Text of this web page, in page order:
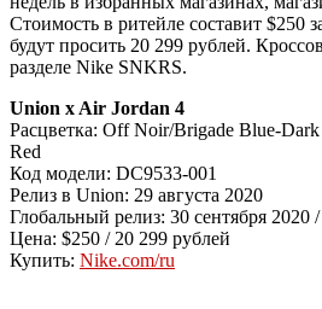
Стоимость в ритейле составит $250
будут просить 20 299 рублей.
разделе Nike SNKRS.
Union x Air Jordan 4
Расцветка: Off Noir/Brigade Blue-
Red
Код модели: DC9533-001
Релиз в Union: 29 августа 2020
Глобальный релиз: 30 сентября
Цена: $250 / 20 299 рублей
Купить: Nike.com/ru